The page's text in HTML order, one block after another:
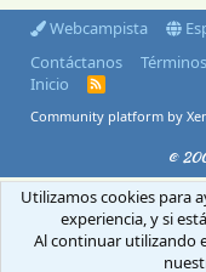
Webcampista
Contáctanos
Inicio
R
S
Community platform by
©
Envíanos un email
Aviso Legal
Política de privacidad
Utilizamos cookies para
experiencia, y si
Al continuar utilizando